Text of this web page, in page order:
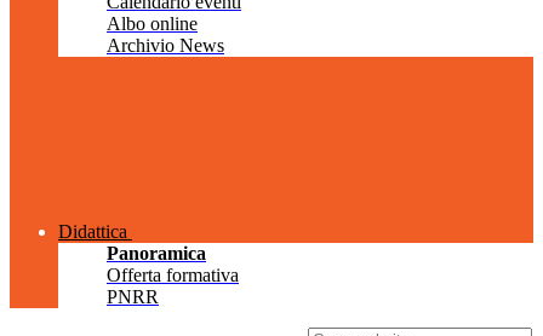
Albo online
Archivio News
Didattica
Panoramica
Offerta formativa
PNRR